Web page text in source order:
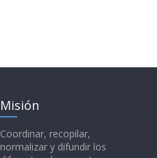
Misión
Coordinar, recopilar,
normalizar y difundir los